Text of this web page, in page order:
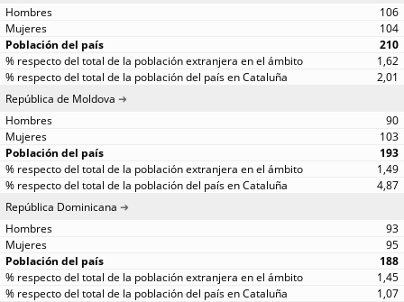
106
104
210
1,62
2,01
República de Moldova
90
103
193
1,49
4,87
República Dominicana
93
95
188
1,45
1,07